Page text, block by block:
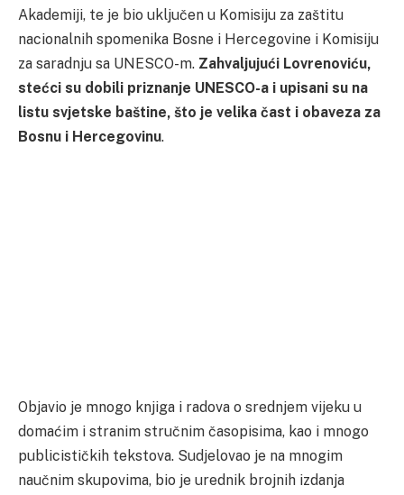
Akademiji, te je bio uključen u Komisiju za zaštitu
nacionalnih spomenika Bosne i Hercegovine i Komisiju
za saradnju sa UNESCO-m. Zahvaljujući Lovrenoviću,
stećci su dobili priznanje UNESCO-a i upisani su na
listu svjetske baštine, što je velika čast i obaveza za
Bosnu i Hercegovinu.
Objavio je mnogo knjiga i radova o srednjem vijeku u
domaćim i stranim stručnim časopisima, kao i mnogo
publicističkih tekstova. Sudjelovao je na mnogim
naučnim skupovima, bio je urednik brojnih izdanja